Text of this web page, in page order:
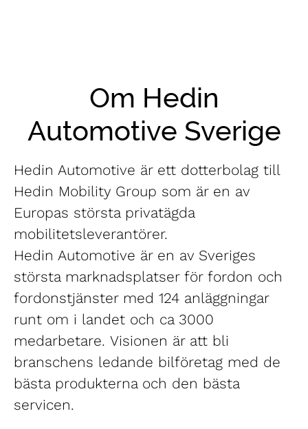
Om Hedin
Automotive Sverige
Hedin Automotive är ett dotterbolag till
Hedin Mobility Group som är en av
Europas största privatägda
mobilitetsleverantörer.
Hedin Automotive är en av Sveriges
största marknadsplatser för fordon och
fordonstjänster med 124 anläggningar
runt om i landet och ca 3000
medarbetare. Visionen är att bli
branschens ledande bilföretag med de
bästa produkterna och den bästa
servicen.